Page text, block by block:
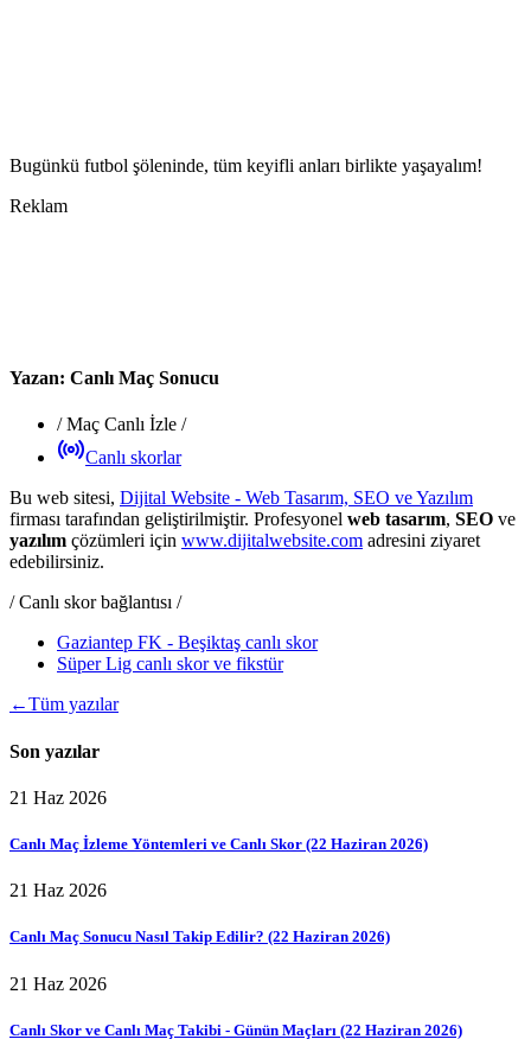
Bugünkü futbol şöleninde, tüm keyifli anları birlikte yaşayalım!
Reklam
Yazan: Canlı Maç Sonucu
/Maç Canlı İzle /
Canlı skorlar
Bu web sitesi, Dijital Website - Web Tasarım, SEO ve Yazılım
firması tarafından geliştirilmiştir. Profesyonel web tasarım, SEO ve
yazılım çözümleri için www.dijitalwebsite.com adresini ziyaret
edebilirsiniz.
/ Canlı skor bağlantısı /
Gaziantep FK - Beşiktaş canlı skor
Süper Lig canlı skor ve fikstür
←Tüm yazılar
Son yazılar
21 Haz 2026
Canlı Maç İzleme Yöntemleri ve Canlı Skor (22 Haziran 2026)
21 Haz 2026
Canlı Maç Sonucu Nasıl Takip Edilir? (22 Haziran 2026)
21 Haz 2026
Canlı Skor ve Canlı Maç Takibi - Günün Maçları (22 Haziran 2026)